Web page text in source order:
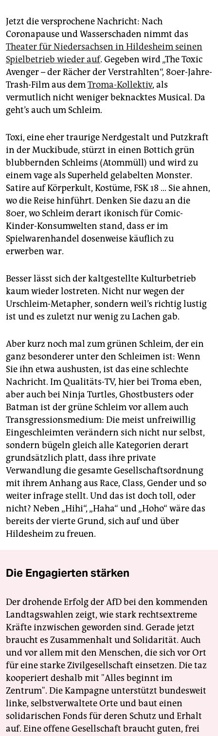
Jetzt die versprochene Nachricht: Nach
Coronapause und Wasserschaden nimmt das
Theater für Niedersachsen in Hildesheim seinen
Spielbetrieb wieder auf. Gegeben wird „The Toxic
Avenger – der Rächer der Verstrahlten“, 80er-Jahre-
Trash-Film aus demTroma-Kollektiv, als
vermutlich nicht weniger beknacktes Musical. Da
geht’s auch um Schleim.
Toxi, eine eher traurige Nerdgestalt und Putzkraft
in der Muckibude, stürzt in einen Bottich grün
blubbernden Schleims (Atommüll) und wird zu
einem vage als Superheld gelabelten Monster.
Satire auf Körperkult, Kostüme, FSK 18 … Sie ahnen,
wo die Reise hinführt. Denken Sie dazu an die
80er, wo Schleim derart ikonisch für Comic-
Kinder-Konsumwelten stand, dass er im
Spielwarenhandel dosenweise käuflich zu
erwerben war.
Besser lässt sich der kaltgestellte Kulturbetrieb
kaum wieder lostreten. Nicht nur wegen der
Urschleim-Metapher, sondern weil’s richtig lustig
ist und es zuletzt nur wenig zu Lachen gab.
Aber kurz noch mal zum grünen Schleim, der ein
ganz besonderer unter den Schleimen ist: Wenn
Sie ihn etwa aushusten, ist das eine schlechte
Nachricht. Im Qualitäts-TV, hier bei Troma eben,
aber auch bei Ninja Turtles, Ghostbusters oder
Batman ist der grüne Schleim vor allem auch
Transgressionsmedium: Die meist unfreiwillig
Eingeschleimten verändern sich nicht nur selbst,
sondern bügeln gleich alle Kategorien derart
grundsätzlich platt, dass ihre private
Verwandlung die gesamte Gesellschaftsordnung
mit ihrem Anhang aus Race, Class, Gender und so
weiter infrage stellt. Und das ist doch toll, oder
nicht? Neben „Hihi“, „Haha“ und „Hoho“ wäre das
bereits der vierte Grund, sich auf und über
Hildesheim zu freuen.
Die Engagierten stärken
Der drohende Erfolg der AfD bei den kommenden
Landtagswahlen zeigt, wie stark rechtsextreme
Kräfte inzwischen geworden sind. Gerade jetzt
braucht es Zusammenhalt und Solidarität. Auch
und vor allem mit den Menschen, die sich vor Ort
für eine starke Zivilgesellschaft einsetzen. Die taz
kooperiert deshalb mit "Alles beginnt im
Zentrum". Die Kampagne unterstützt bundesweit
linke, selbstverwaltete Orte und baut einen
solidarischen Fonds für deren Schutz und Erhalt
auf. Eine offene Gesellschaft braucht guten, frei